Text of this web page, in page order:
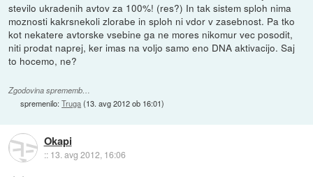
stevilo ukradenih avtov za 100%! (res?) In tak sistem sploh nima
moznosti kakrsnekoli zlorabe in sploh ni vdor v zasebnost. Pa tko
kot nekatere avtorske vsebine ga ne mores nikomur vec posodit,
niti prodat naprej, ker imas na voljo samo eno DNA aktivacijo. Saj
to hocemo, ne?
Zgodovina sprememb…
spremenilo:Truga(13. avg 2012 ob 16:01)
Okapi
:: 13. avg 2012, 16:06